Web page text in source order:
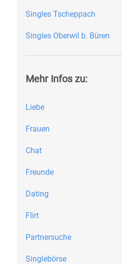
Singles Tscheppach
Singles Oberwil b. Büren
Mehr Infos zu:
Liebe
Frauen
Chat
Freunde
Dating
Flirt
Partnersuche
Singlebörse